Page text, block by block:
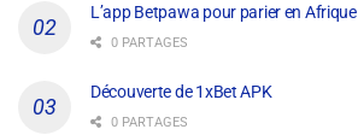
L’app Betpawa pour parier en Afrique
0 PARTAGES
Découverte de 1xBet APK
0 PARTAGES